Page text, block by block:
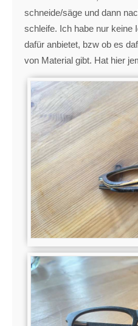
schneide/säge und dann
schleife. Ich habe nur keine
dafür anbietet, bzw ob es
von Material gibt. Hat hier